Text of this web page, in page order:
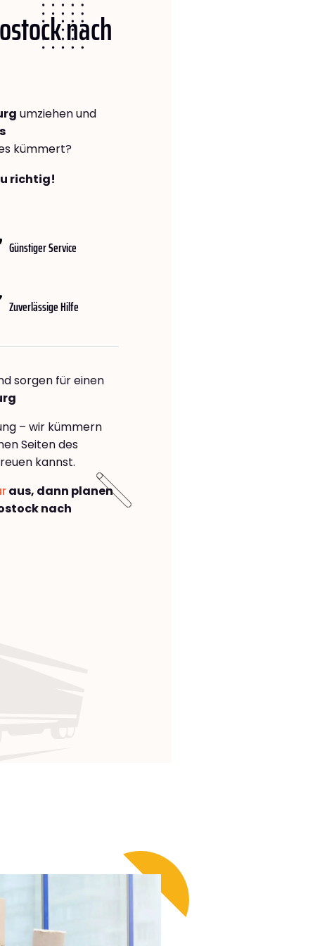
nach
umziehen und
kümmert?
richtig!
Günstiger Service
Zuverlässige Hilfe
sorgen für einen
– wir kümmern
Seiten des
kannst.
aus, dann planen
nach